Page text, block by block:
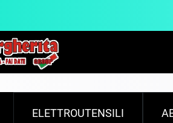
ELETTROUTENSILI